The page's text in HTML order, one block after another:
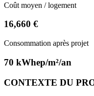
Coût moyen / logement
16,660 €
Consommation après projet
70 kWhep/m²/an
CONTEXTE DU